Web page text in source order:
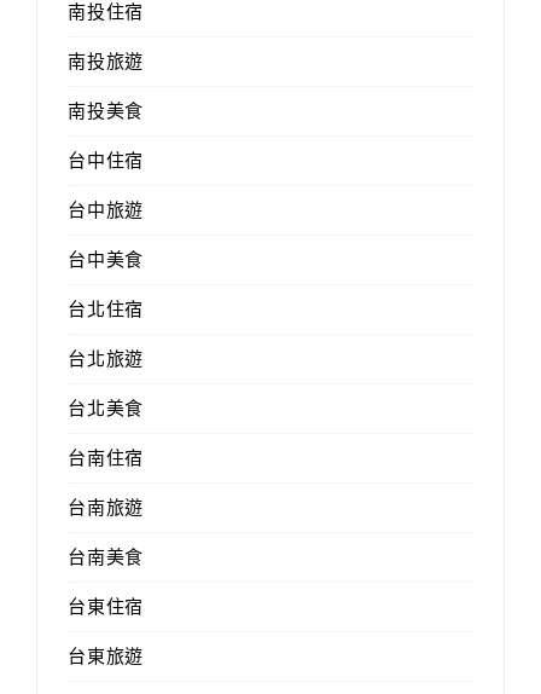
南投住宿
南投旅遊
南投美食
台中住宿
台中旅遊
台中美食
台北住宿
台北旅遊
台北美食
台南住宿
台南旅遊
台南美食
台東住宿
台東旅遊